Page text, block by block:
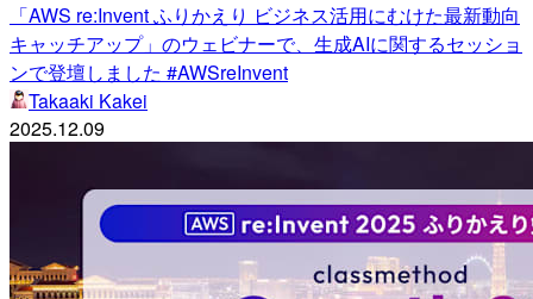
「AWS re:Invent ふりかえり ビジネス活用にむけた最新動向
キャッチアップ」のウェビナーで、生成AIに関するセッショ
ンで登壇しました #AWSreInvent
Takaaki Kakei
2025.12.09